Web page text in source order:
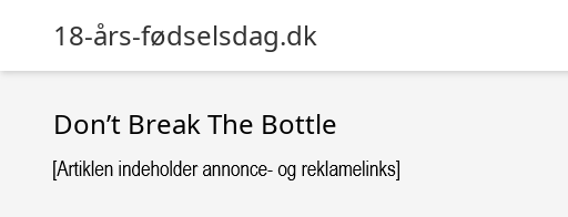
18-års-fødselsdag.dk
Don’t Break The Bottle